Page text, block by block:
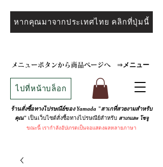
หากคุณมาจากประเทศไทย คลิกที่ปุ่มนี้
メニューボタンから商品ページへ ⇒ メニュー
ไปที่หน้าบล็อก
ร้านสั่งซื้อทางไปรษณีย์ของ Yamada "สาเกที่สวยงามสำหรับ
คุณ"เป็นเว็บไซต์สั่งซื้อทางไปรษณีย์สำหรับ สาเกและ โชจู
ขณะนี้ เรากำลังอัปเกรดเป็นจอแสดงผลหลายภาษา